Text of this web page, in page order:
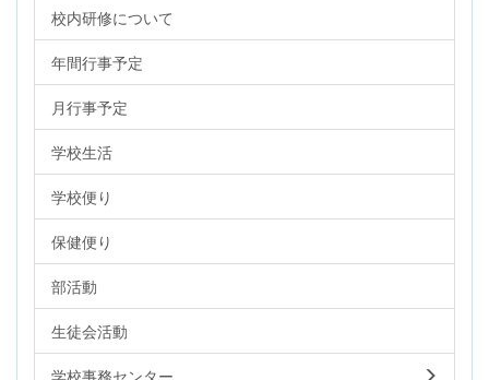
校内研修について
年間行事予定
月行事予定
学校生活
学校便り
保健便り
部活動
生徒会活動